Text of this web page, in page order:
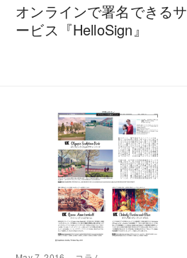
オンラインで署名できるサ
ービス『HelloSign』